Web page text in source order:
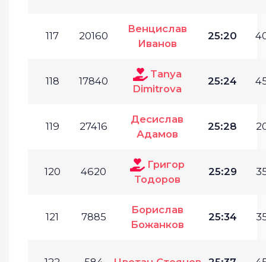
117 20160
Венцислав
Иванов
25:20
118 17840
Tanya
Dimitrova
25:24
119 27416
Десислав
Адамов
25:28
120 4620
Григор
Тодоров
25:29
121 7885
Борислав
Божанков
25:34